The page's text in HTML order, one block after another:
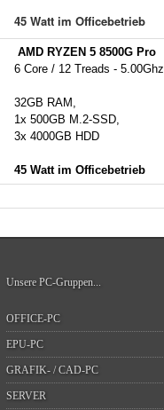
45 Watt im Officebetrieb
AMD RYZEN 5 8500G Pro
6 Core / 12 Treads - 5.00Ghz
32GB RAM,
1x 500GB M.2-SSD,
3x 4000GB HDD
45 Watt im Officebetrieb
Unsere PC-Gruppen...
OFFICE-PC
EPU-PC
GRAFIK- / CAD-PC
SERVER